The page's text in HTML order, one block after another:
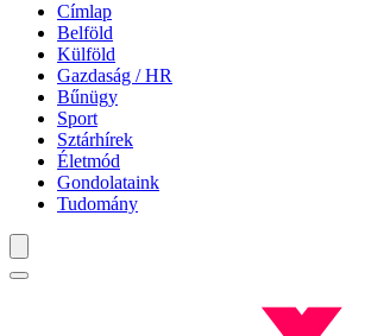
Címlap
Belföld
Külföld
Gazdaság / HR
Bűnügy
Sport
Sztárhírek
Életmód
Gondolataink
Tudomány